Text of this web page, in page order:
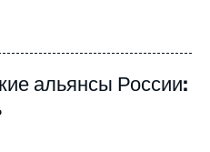
альянсы России: